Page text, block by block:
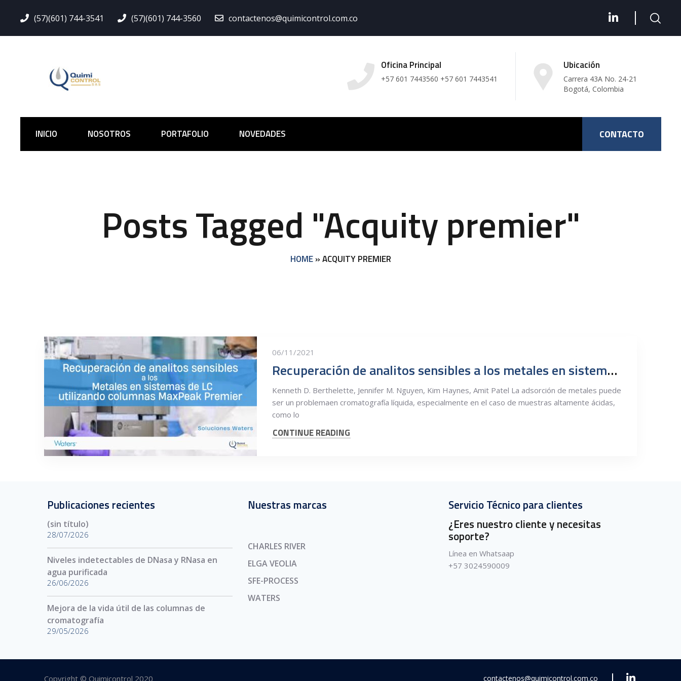
(57)(601) 744-3541 (57)(601) 744-3560 contactenos@quimicontrol.com.co
Oficina Principal
+57 601 7443560 +57 601 7443541
Ubicación
Carrera 43A No. 24-21
Bogotá, Colombia
INICIO NOSOTROS PORTAFOLIO NOVEDADES CONTACTO
Posts Tagged "Acquity premier"
HOME»ACQUITY PREMIER
06/11/2021
Recuperación de analitos sensibles a los metales en sistemas de LC utilizando columnas MaxPeak Premier
Kenneth D. Berthelette, Jennifer M. Nguyen, Kim Haynes, Amit Patel La adsorción de metales puede
ser un problemaen cromatografía líquida, especialmente en el caso de muestras altamente ácidas,
como lo
CONTINUE READING
Publicaciones recientes
(sin título)
28/07/2026
Niveles indetectables de DNasa y RNasa en
agua purificada
26/06/2026
Mejora de la vida útil de las columnas de
cromatografía
29/05/2026
Nuestras marcas
CHARLES RIVER
ELGA VEOLIA
SFE-PROCESS
WATERS
Servicio Técnico para clientes
¿Eres nuestro cliente y necesitas
soporte?
Línea en Whatsaap
+57 3024590009
Copyright © Quimicontrol 2020 contactenos@quimicontrol.com.co